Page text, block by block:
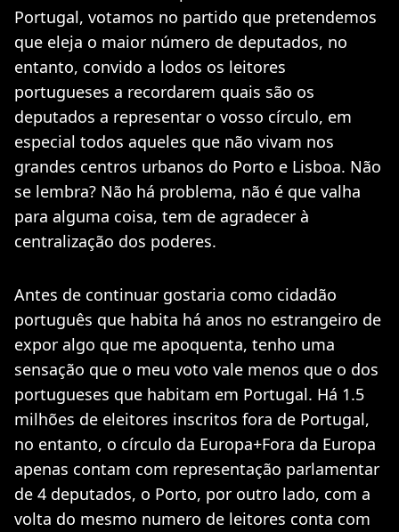
Portugal, votamos no partido que pretendemos
que eleja o maior número de deputados, no
entanto, convido a lodos os leitores
portugueses a recordarem quais são os
deputados a representar o vosso círculo, em
especial todos aqueles que não vivam nos
grandes centros urbanos do Porto e Lisboa. Não
se lembra? Não há problema, não é que valha
para alguma coisa, tem de agradecer à
centralização dos poderes.
Antes de continuar gostaria como cidadão
português que habita há anos no estrangeiro de
expor algo que me apoquenta, tenho uma
sensação que o meu voto vale menos que o dos
portugueses que habitam em Portugal. Há 1.5
milhões de eleitores inscritos fora de Portugal,
no entanto, o círculo da Europa+Fora da Europa
apenas contam com representação parlamentar
de 4 deputados, o Porto, por outro lado, com a
volta do mesmo numero de leitores conta com